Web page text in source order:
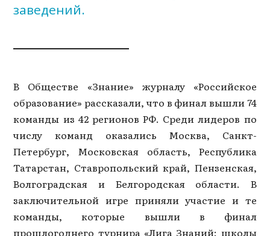
заведений.
В Обществе «Знание» журналу «Российское
образование» рассказали, что в финал вышли 74
команды из 42 регионов РФ. Среди лидеров по
числу команд оказались Москва, Санкт-
Петербург, Московская область, Республика
Татарстан, Ставропольский край, Пензенская,
Волгоградская и Белгородская области. В
заключительной игре приняли участие и те
команды, которые вышли в финал
прошлогоднего турнира «Лига Знаний: школы